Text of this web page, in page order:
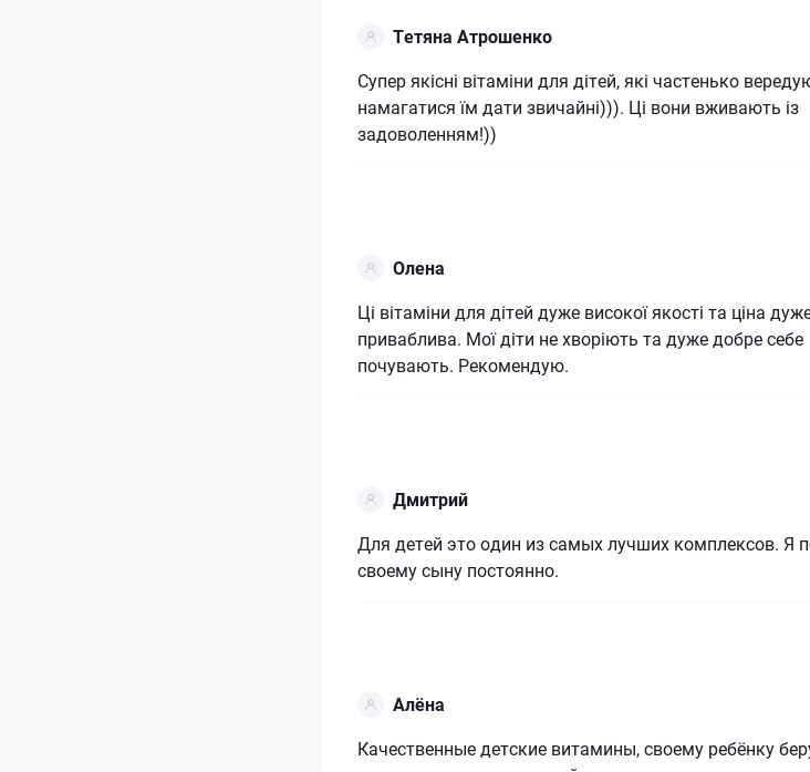
Тетяна Атрошенко
Супер якісні вітаміни для дітей, які частенько
намагатися їм дати звичайні))). Ці вони вживають із
задоволенням!))
Олена
Ці вітаміни для дітей дуже високої якості та ціна
приваблива. Мої діти не хворіють та дуже добре себе
почувають. Рекомендую.
Дмитрий
Для детей это один из самых лучших комплексов. Я
своему сыну постоянно.
Алёна
Качественные детские витамины, своему ребёнку